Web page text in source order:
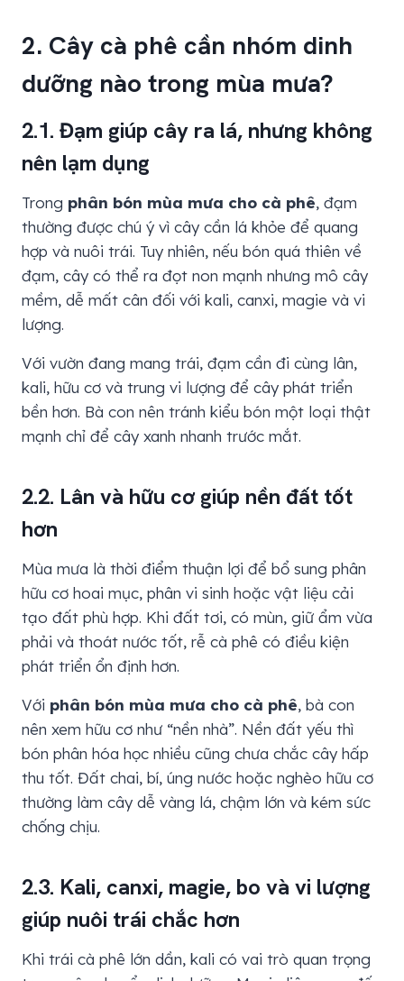
2. Cây cà phê cần nhóm dinh
dưỡng nào trong mùa mưa?
2.1. Đạm giúp cây ra lá, nhưng không
nên lạm dụng
Trong phân bón mùa mưa cho cà phê, đạm
thường được chú ý vì cây cần lá khỏe để quang
hợp và nuôi trái. Tuy nhiên, nếu bón quá thiên về
đạm, cây có thể ra đọt non mạnh nhưng mô cây
mềm, dễ mất cân đối với kali, canxi, magie và vi
lượng.
Với vườn đang mang trái, đạm cần đi cùng lân,
kali, hữu cơ và trung vi lượng để cây phát triển
bền hơn. Bà con nên tránh kiểu bón một loại thật
mạnh chỉ để cây xanh nhanh trước mắt.
2.2. Lân và hữu cơ giúp nền đất tốt
hơn
Mùa mưa là thời điểm thuận lợi để bổ sung phân
hữu cơ hoai mục, phân vi sinh hoặc vật liệu cải
tạo đất phù hợp. Khi đất tơi, có mùn, giữ ẩm vừa
phải và thoát nước tốt, rễ cà phê có điều kiện
phát triển ổn định hơn.
Với phân bón mùa mưa cho cà phê, bà con
nên xem hữu cơ như “nền nhà”. Nền đất yếu thì
bón phân hóa học nhiều cũng chưa chắc cây hấp
thu tốt. Đất chai, bí, úng nước hoặc nghèo hữu cơ
thường làm cây dễ vàng lá, chậm lớn và kém sức
chống chịu.
2.3. Kali, canxi, magie, bo và vi lượng
giúp nuôi trái chắc hơn
Khi trái cà phê lớn dần, kali có vai trò quan trọng